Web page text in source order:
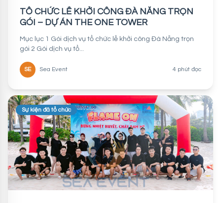
TỔ CHỨC LỄ KHỞI CÔNG ĐÀ NẴNG TRỌN
GÓI – DỰ ÁN THE ONE TOWER
Mục lục 1 Gói dịch vụ tổ chức lễ khởi công Đà Nẵng trọn
gói 2 Gói dịch vụ tổ...
SE Sea Event 4 phút đọc
Sự kiện đã tổ chức